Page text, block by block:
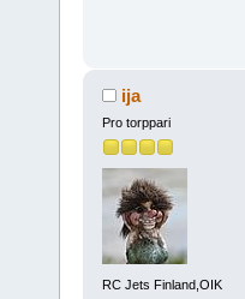
ija
Pro torppari
RC Jets Finland,OIK